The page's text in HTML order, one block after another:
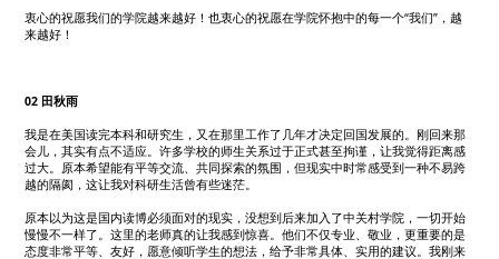
衷心的祝愿我们的学院越来越好！也衷心的祝愿在学院怀抱中的每一个“我们”，越
来越好！
02 田秋雨
我是在美国读完本科和研究生，又在那里工作了几年才决定回国发展的。刚回来那
会儿，其实有点不适应。许多学校的师生关系过于正式甚至拘谨，让我觉得距离感
过大。原本希望能有平等交流、共同探索的氛围，但现实中时常感受到一种不易跨
越的隔阂，这让我对科研生活曾有些迷茫。
原本以为这是国内读博必须面对的现实，没想到后来加入了中关村学院，一切开始
慢慢不一样了。这里的老师真的让我感到惊喜。他们不仅专业、敬业，更重要的是
态度非常平等、友好，愿意倾听学生的想法，给予非常具体、实用的建议。我刚来